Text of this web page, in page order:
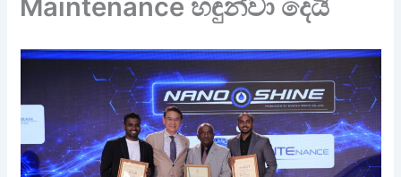
Maintenance හඳුන්වා දෙයි